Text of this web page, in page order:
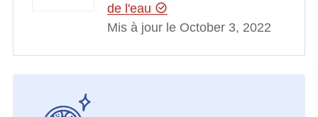
de l'eau
Mis à jour le October 3, 2022